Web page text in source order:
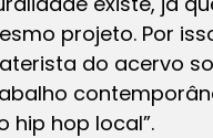
projeto. Por
do acervo
hip hop local”.